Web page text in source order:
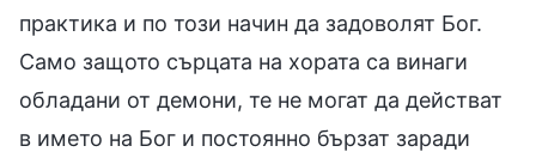
практика и по този начин да задоволят Бог.
Само защото сърцата на хората са винаги
обладани от демони, те не могат да действат
в името на Бог и постоянно бързат заради